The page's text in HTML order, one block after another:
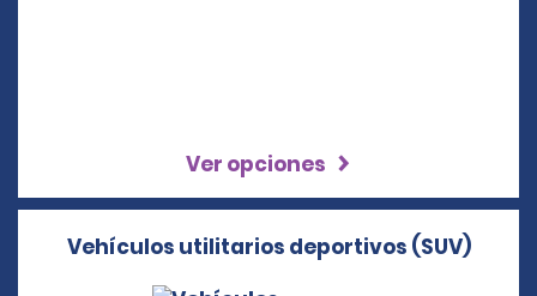
Ver opciones
Vehículos utilitarios deportivos (SUV)